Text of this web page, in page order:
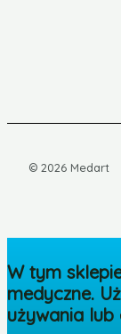
© 2026 Medart
W tym
medyczne.
używania lub